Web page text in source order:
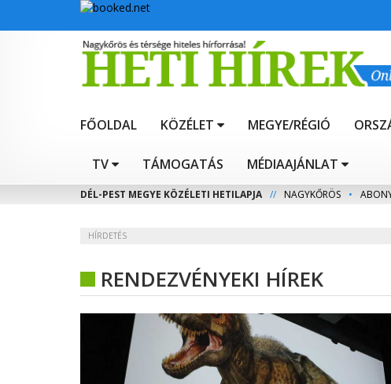
FŐOLDAL KÖZÉLET MEGYE/RÉGIÓ
TV TÁMOGATÁS MÉDIAAJÁNLAT
DÉL-PEST MEGYE KÖZÉLETI HETILAPJA // NAGYKŐRÖS •
HÍRDETÉS
RENDEZVÉNYEKI HÍREK